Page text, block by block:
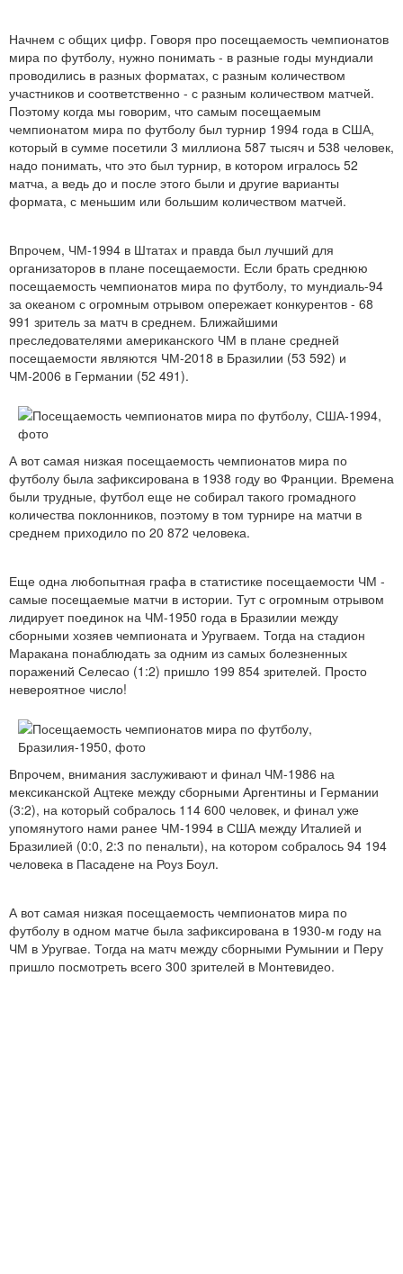
Начнем с общих цифр. Говоря про посещаемость чемпионатов
мира по футболу, нужно понимать - в разные годы мундиали
проводились в разных форматах, с разным количеством
участников и соответственно - с разным количеством матчей.
Поэтому когда мы говорим, что самым посещаемым
чемпионатом мира по футболу был турнир 1994 года в США,
который в сумме посетили 3 миллиона 587 тысяч и 538 человек,
надо понимать, что это был турнир, в котором игралось 52
матча, а ведь до и после этого были и другие варианты
формата, с меньшим или большим количеством матчей.
Впрочем, ЧМ-1994 в Штатах и правда был лучший для
организаторов в плане посещаемости. Если брать среднюю
посещаемость чемпионатов мира по футболу, то мундиаль-94
за океаном с огромным отрывом опережает конкурентов - 68
991 зритель за матч в среднем. Ближайшими
преследователями американского ЧМ в плане средней
посещаемости являются ЧМ-2018 в Бразилии (53 592) и
ЧМ-2006 в Германии (52 491).
А вот самая низкая посещаемость чемпионатов мира по
футболу была зафиксирована в 1938 году во Франции. Времена
были трудные, футбол еще не собирал такого громадного
количества поклонников, поэтому в том турнире на матчи в
среднем приходило по 20 872 человека.
Еще одна любопытная графа в статистике посещаемости ЧМ -
самые посещаемые матчи в истории. Тут с огромным отрывом
лидирует поединок на ЧМ-1950 года в Бразилии между
сборными хозяев чемпионата и Уругваем. Тогда на стадион
Маракана понаблюдать за одним из самых болезненных
поражений Селесао (1:2) пришло 199 854 зрителей. Просто
невероятное число!
Впрочем, внимания заслуживают и финал ЧМ-1986 на
мексиканской Ацтеке между сборными Аргентины и Германии
(3:2), на который собралось 114 600 человек, и финал уже
упомянутого нами ранее ЧМ-1994 в США между Италией и
Бразилией (0:0, 2:3 по пенальти), на котором собралось 94 194
человека в Пасадене на Роуз Боул.
А вот самая низкая посещаемость чемпионатов мира по
футболу в одном матче была зафиксирована в 1930-м году на
ЧМ в Уругвае. Тогда на матч между сборными Румынии и Перу
пришло посмотреть всего 300 зрителей в Монтевидео.